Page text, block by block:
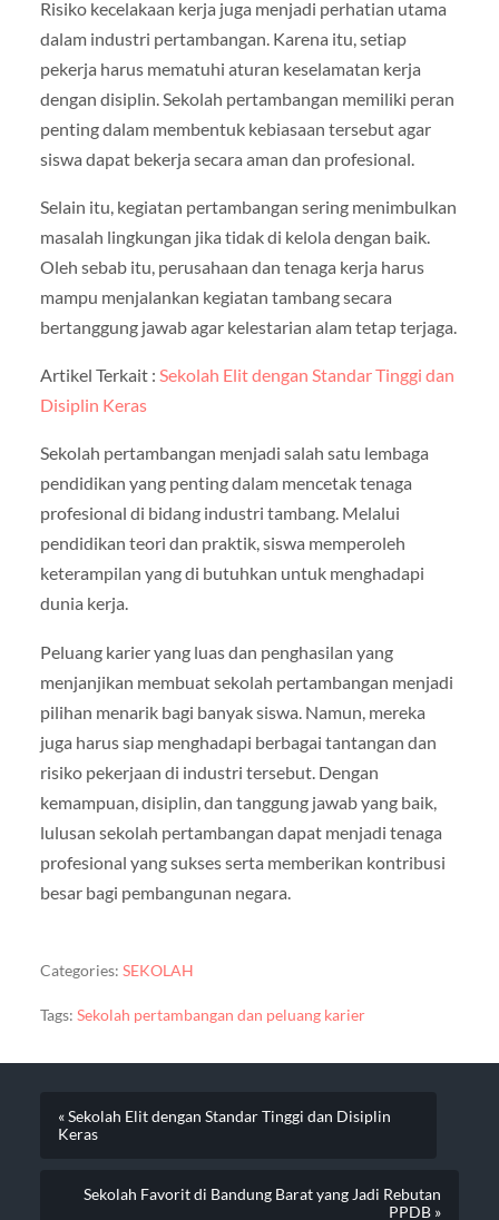
Risiko kecelakaan kerja juga menjadi perhatian utama
dalam industri pertambangan. Karena itu, setiap
pekerja harus mematuhi aturan keselamatan kerja
dengan disiplin. Sekolah pertambangan memiliki peran
penting dalam membentuk kebiasaan tersebut agar
siswa dapat bekerja secara aman dan profesional.
Selain itu, kegiatan pertambangan sering menimbulkan
masalah lingkungan jika tidak di kelola dengan baik.
Oleh sebab itu, perusahaan dan tenaga kerja harus
mampu menjalankan kegiatan tambang secara
bertanggung jawab agar kelestarian alam tetap terjaga.
Artikel Terkait : Sekolah Elit dengan Standar Tinggi dan
Disiplin Keras
Sekolah pertambangan menjadi salah satu lembaga
pendidikan yang penting dalam mencetak tenaga
profesional di bidang industri tambang. Melalui
pendidikan teori dan praktik, siswa memperoleh
keterampilan yang di butuhkan untuk menghadapi
dunia kerja.
Peluang karier yang luas dan penghasilan yang
menjanjikan membuat sekolah pertambangan menjadi
pilihan menarik bagi banyak siswa. Namun, mereka
juga harus siap menghadapi berbagai tantangan dan
risiko pekerjaan di industri tersebut. Dengan
kemampuan, disiplin, dan tanggung jawab yang baik,
lulusan sekolah pertambangan dapat menjadi tenaga
profesional yang sukses serta memberikan kontribusi
besar bagi pembangunan negara.
Categories: SEKOLAH
Tags: Sekolah pertambangan dan peluang karier
« Sekolah Elit dengan Standar Tinggi dan Disiplin
Keras
Sekolah Favorit di Bandung Barat yang Jadi Rebutan
PPDB »